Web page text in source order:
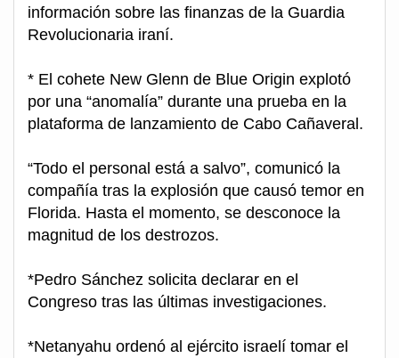
información sobre las finanzas de la Guardia
Revolucionaria iraní.
* El cohete New Glenn de Blue Origin explotó
por una “anomalía” durante una prueba en la
plataforma de lanzamiento de Cabo Cañaveral.
“Todo el personal está a salvo”, comunicó la
compañía tras la explosión que causó temor en
Florida. Hasta el momento, se desconoce la
magnitud de los destrozos.
*Pedro Sánchez solicita declarar en el
Congreso tras las últimas investigaciones.
*Netanyahu ordenó al ejército israelí tomar el